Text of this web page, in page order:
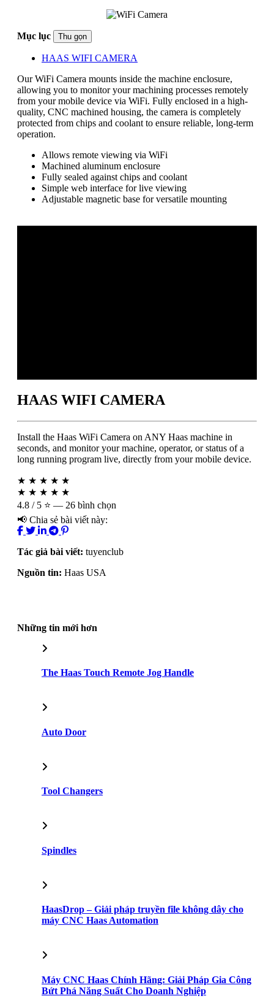
Mục lục Thu gọn
HAAS WIFI CAMERA
Our WiFi Camera mounts inside the machine enclosure,
allowing you to monitor your machining processes remotely
from your mobile device via WiFi. Fully enclosed in a high-
quality, CNC machined housing, the camera is completely
protected from chips and coolant to ensure reliable, long-term
operation.
Allows remote viewing via WiFi
Machined aluminum enclosure
Fully sealed against chips and coolant
Simple web interface for live viewing
Adjustable magnetic base for versatile mounting
HAAS WIFI CAMERA
Install the Haas WiFi Camera on ANY Haas machine in
seconds, and monitor your machine, operator, or status of a
long running program live, directly from your mobile device.
★ ★ ★ ★ ★
★ ★ ★ ★ ★
4.8 / 5 ⭐ — 26 bình chọn
📢 Chia sẻ bài viết này:
Tác giả bài viết: tuyenclub
Nguồn tin: Haas USA
Những tin mới hơn
The Haas Touch Remote Jog Handle
Auto Door
Tool Changers
Spindles
HaasDrop – Giải pháp truyền file không dây cho
máy CNC Haas Automation
Máy CNC Haas Chính Hãng: Giải Pháp Gia Công
Bứt Phá Năng Suất Cho Doanh Nghiệp